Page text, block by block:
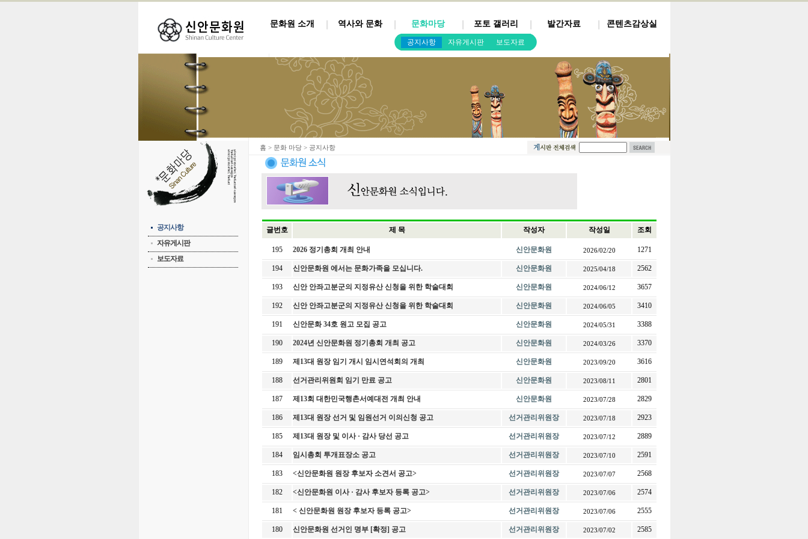
문화원 소개 역사와 문화 문화마당
공지사항 자유게시판 보도자료
포토 갤러리 발간자료 콘텐츠감상실
공지사항
자유게시판
보도자료
홈 > 문화 마당 > 공지사항
글번호 제 목 작성자 작성일 조회
195 2026 정기총회 개최 안내 신안문화원 2026/02/20 1271
194 신안문화원 에서는 문화가족을 모십니다. 신안문화원 2025/04/18 2562
193 신안 안좌고분군의 지정유산 신청을 위한 학술대회 신안문화원 2024/06/12 3657
192 신안 안좌고분군의 지정유산 신청을 위한 학술대회 신안문화원 2024/06/05 3410
191 신안문화 34호 원고 모집 공고 신안문화원 2024/05/31 3388
190 2024년 신안문화원 정기총회 개최 공고 신안문화원 2024/03/26 3370
189 제13대 원장 임기 개시 임시연석회의 개최 신안문화원 2023/09/20 3616
188 선거관리위원회 임기 만료 공고 신안문화원 2023/08/11 2801
187 제13회 대한민국행촌서예대전 개최 안내 신안문화원 2023/07/28 2829
186 제13대 원장 선거 및 임원선거 이의신청 공고 선거관리위원장 2023/07/18 2923
185 제13대 원장 및 이사 · 감사 당선 공고 선거관리위원장 2023/07/12 2889
184 임시총회 투개표장소 공고 선거관리위원장 2023/07/10 2591
183 <신안문화원 원장 후보자 소견서 공고> 선거관리위원장 2023/07/07 2568
182 <신안문화원 이사 · 감사 후보자 등록 공고> 선거관리위원장 2023/07/06 2574
181 < 신안문화원 원장 후보자 등록 공고> 선거관리위원장 2023/07/06 2555
180 신안문화원 선거인 명부 [확정] 공고 선거관리위원장 2023/07/02 2585